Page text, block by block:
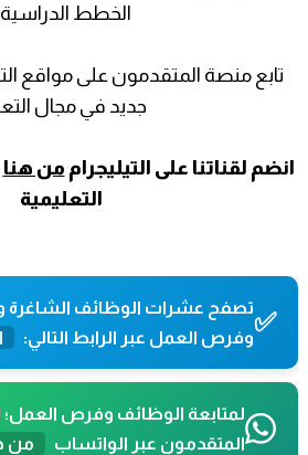
الخطط
تابع منصة المتقدمون على مواقع
جديد في مجال
انضم لقناتنا على التيليجرام من هنا
التعليمية
✅تصفح عشرات الوظائف الشاغرة
وفرص العمل عبر الرابط التالي:
لمتابعة الوظائف وفرص العمل؛
المتقدمون عبر الواتساب
من